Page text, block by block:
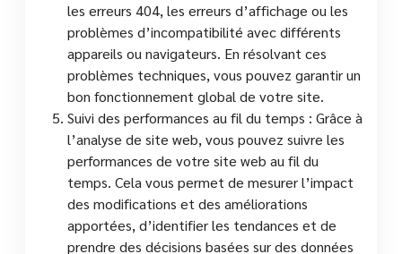
les erreurs 404, les erreurs d’affichage ou les
problèmes d’incompatibilité avec différents
appareils ou navigateurs. En résolvant ces
problèmes techniques, vous pouvez garantir un
bon fonctionnement global de votre site.
Suivi des performances au fil du temps : Grâce à
l’analyse de site web, vous pouvez suivre les
performances de votre site web au fil du
temps. Cela vous permet de mesurer l’impact
des modifications et des améliorations
apportées, d’identifier les tendances et de
prendre des décisions basées sur des données